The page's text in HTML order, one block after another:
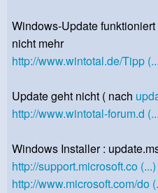
Windows-Update
nicht mehr
http://www.wintotal.de/Tipp
Update geht nicht ( nach
http://www.wintotal-forum.d
Windows Installer :
http://support.microsoft.co (...)
http://www.microsoft.com/do